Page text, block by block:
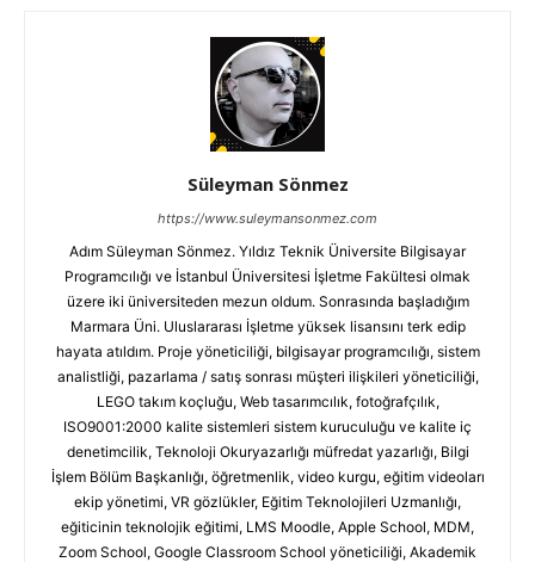
Süleyman Sönmez
https://www.suleymansonmez.com
Adım Süleyman Sönmez. Yıldız Teknik Üniversite Bilgisayar
Programcılığı ve İstanbul Üniversitesi İşletme Fakültesi olmak
üzere iki üniversiteden mezun oldum. Sonrasında başladığım
Marmara Üni. Uluslararası İşletme yüksek lisansını terk edip
hayata atıldım. Proje yöneticiliği, bilgisayar programcılığı, sistem
analistliği, pazarlama / satış sonrası müşteri ilişkileri yöneticiliği,
LEGO takım koçluğu, Web tasarımcılık, fotoğrafçılık,
ISO9001:2000 kalite sistemleri sistem kuruculuğu ve kalite iç
denetimcilik, Teknoloji Okuryazarlığı müfredat yazarlığı, Bilgi
İşlem Bölüm Başkanlığı, öğretmenlik, video kurgu, eğitim videoları
ekip yönetimi, VR gözlükler, Eğitim Teknolojileri Uzmanlığı,
eğiticinin teknolojik eğitimi, LMS Moodle, Apple School, MDM,
Zoom School, Google Classroom School yöneticiliği, Akademik